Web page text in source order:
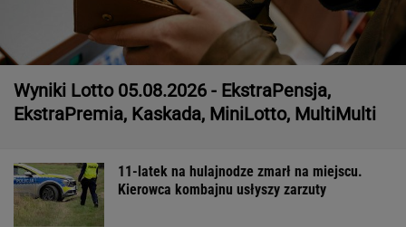
Wyniki Lotto 05.08.2026 - EkstraPensja,
EkstraPremia, Kaskada, MiniLotto, MultiMulti
11-latek na hulajnodze zmarł na miejscu.
Kierowca kombajnu usłyszy zarzuty